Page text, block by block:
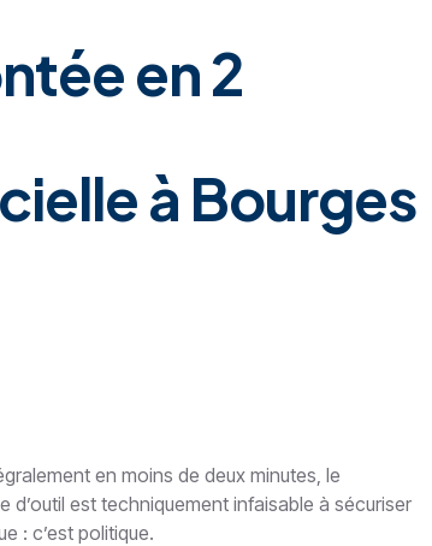
en 2
à Bourges
en moins de deux minutes, le
est techniquement infaisable à sécuriser
: c’est politique.